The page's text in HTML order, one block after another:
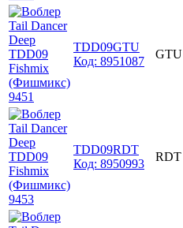
TDD09GTU
Код: 8951087
GTU
TDD09RDT
Код: 8950993
RDT